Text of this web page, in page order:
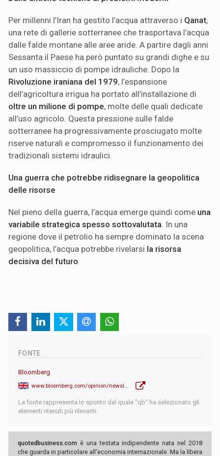
Per millenni l’Iran ha gestito l’acqua attraverso i Qanat,
una rete di gallerie sotterranee che trasportava l’acqua
dalle falde montane alle aree aride. A partire dagli anni
Sessanta il Paese ha però puntato su grandi dighe e su
un uso massiccio di pompe idrauliche. Dopo la
Rivoluzione iraniana del 1979, l’espansione
dell’agricoltura irrigua ha portato all’installazione di
oltre un milione di pompe, molte delle quali dedicate
all’uso agricolo. Questa pressione sulle falde
sotterranee ha progressivamente prosciugato molte
riserve naturali e compromesso il funzionamento dei
tradizionali sistemi idraulici.
Una guerra che potrebbe ridisegnare la geopolitica
delle risorse
Nel pieno della guerra, l’acqua emerge quindi come una
variabile strategica spesso sottovalutata . In una
regione dove il petrolio ha sempre dominato la scena
geopolitica, l’acqua potrebbe rivelarsi la risorsa
decisiva del futuro
FONTE
Bloomberg
La fonte rappresenta lo spunto dal quale "qb" ha selezionato gli
elementi ritenuti più rilevanti.
quotedbusiness.com è una testata indipendente nata nel 2018
che guarda in particolare all'economia internazionale. Ma la libera